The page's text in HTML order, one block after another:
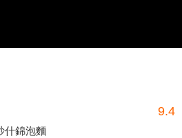
9.4
什錦泡麵